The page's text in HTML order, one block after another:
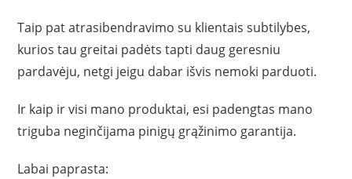
Taip pat atrasibendravimo su klientais subtilybes,
kurios tau greitai padėts tapti daug geresniu
pardavėju, netgi jeigu dabar išvis nemoki parduoti.
Ir kaip ir visi mano produktai, esi padengtas mano
triguba neginčijama pinigų grąžinimo garantija.
Labai paprasta: